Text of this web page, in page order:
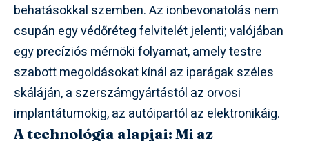
behatásokkal szemben. Az ionbevonatolás nem
csupán egy védőréteg felvitelét jelenti; valójában
egy precíziós mérnöki folyamat, amely testre
szabott megoldásokat kínál az iparágak széles
skáláján, a szerszámgyártástól az orvosi
implantátumokig, az autóipartól az elektronikáig.
A technológia alapjai: Mi az